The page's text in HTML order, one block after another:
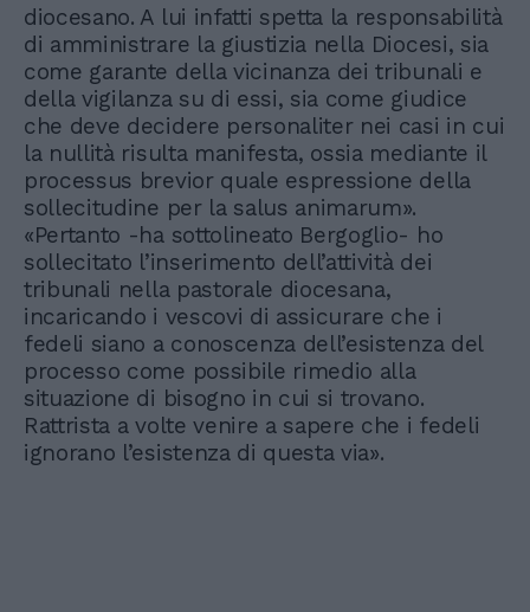
diocesano. A lui infatti spetta la responsabilità
di amministrare la giustizia nella Diocesi, sia
come garante della vicinanza dei tribunali e
della vigilanza su di essi, sia come giudice
che deve decidere personaliter nei casi in cui
la nullità risulta manifesta, ossia mediante il
processus brevior quale espressione della
sollecitudine per la salus animarum».
«Pertanto -ha sottolineato Bergoglio- ho
sollecitato l’inserimento dell’attività dei
tribunali nella pastorale diocesana,
incaricando i vescovi di assicurare che i
fedeli siano a conoscenza dell’esistenza del
processo come possibile rimedio alla
situazione di bisogno in cui si trovano.
Rattrista a volte venire a sapere che i fedeli
ignorano l’esistenza di questa via».